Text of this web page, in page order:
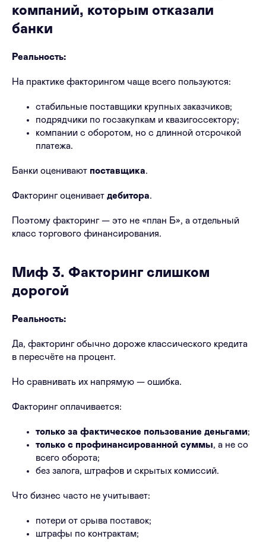
компаний, которым отказали
банки
Реальность:
На практике факторингом чаще всего пользуются:
стабильные поставщики крупных заказчиков;
подрядчики по госзакупкам и квазигоссектору;
компании с оборотом, но с длинной отсрочкой
платежа.
Банки оценивают поставщика.
Факторинг оценивает дебитора.
Поэтому факторинг — это не «план Б», а отдельный
класс торгового финансирования.
Миф 3. Факторинг слишком
дорогой
Реальность:
Да, факторинг обычно дороже классического кредита
в пересчёте на процент.
Но сравнивать их напрямую — ошибка.
Факторинг оплачивается:
только за фактическое пользование деньгами;
только с профинансированной суммы, а не со
всего оборота;
без залога, штрафов и скрытых комиссий.
Что бизнес часто не учитывает:
потери от срыва поставок;
штрафы по контрактам;